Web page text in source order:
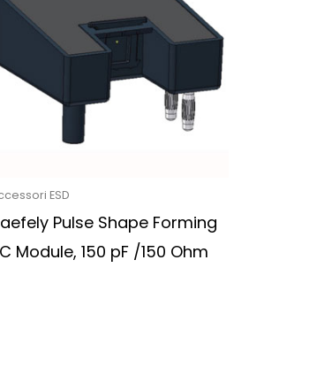
ESD
Pulse Shape Forming
Module, 150 pF /150 Ohm